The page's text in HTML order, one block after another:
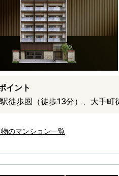
イント
徒歩圏（徒歩13分）、大手
のマンション一覧